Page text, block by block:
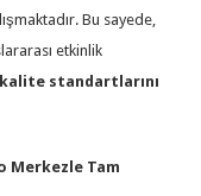
Bu sayede,
etkinlik
standartlarını
Merkezle Tam